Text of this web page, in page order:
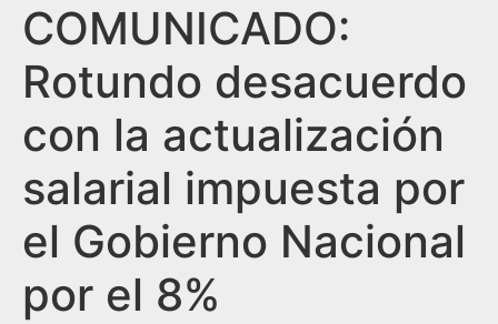
COMUNICADO:
Rotundo desacuerdo
con la actualización
salarial impuesta por
el Gobierno Nacional
por el 8%